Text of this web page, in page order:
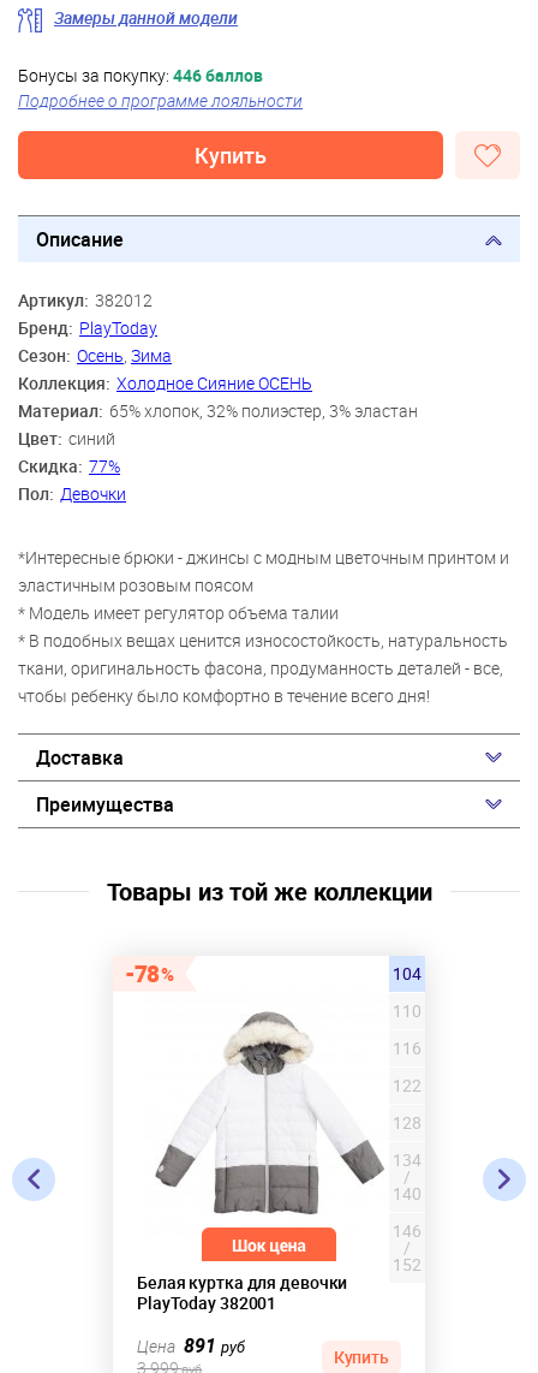
Замеры данной модели
Бонусы за покупку: 446 баллов
Подробнее о программе лояльности
Купить
Описание
Артикул: 382012
Бренд: PlayToday
Сезон: Осень Зима
Коллекция: Холодное Сияние ОСЕНЬ
Материал: 65% хлопок, 32% полиэстер, 3% эластан
Цвет: синий
Скидка: 77%
Пол: Девочки
*Интересные брюки - джинсы с модным цветочным принтом и
эластичным розовым поясом
* Модель имеет регулятор объема талии
* В подобных вещах ценится износостойкость, натуральность
ткани, оригинальность фасона, продуманность деталей - все,
чтобы ребенку было комфортно в течение всего дня!
Доставка
Преимущества
Товары из той же коллекции
78
Белая куртка для девочки
PlayToday 382001
104
110
116
122
128
134
/
140
146
/
152
Цена 891руб
3 999руб
Купить